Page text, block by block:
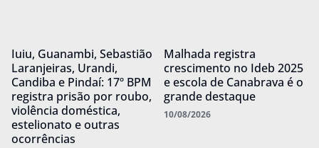
Iuiu, Guanambi, Sebastião
Laranjeiras, Urandi,
Candiba e Pindaí: 17º BPM
registra prisão por roubo,
violência doméstica,
estelionato e outras
ocorrências
Malhada registra
crescimento no Ideb 2025
e escola de Canabrava é o
grande destaque
10/08/2026